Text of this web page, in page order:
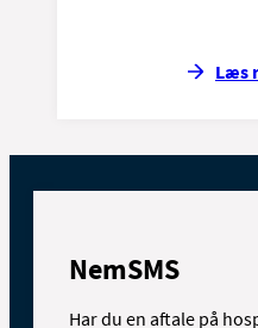
Læs
NemSMS
Har du en aftale på